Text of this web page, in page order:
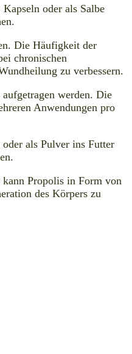
oder als Salbe
Die Häufigkeit der
chronischen
zu verbessern.
werden. Die
Anwendungen pro
als Pulver ins Futter
Propolis in Form von
des Körpers zu